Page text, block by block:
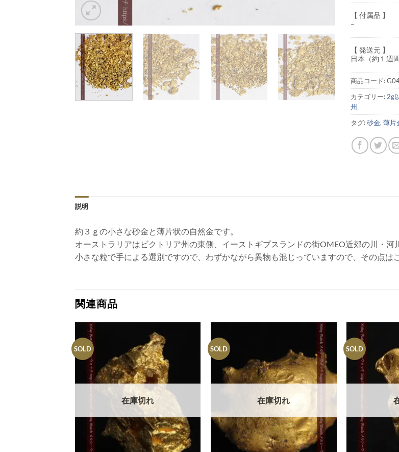
【 付属品 】
–
【 発送元 】
日本（約１週
商品コード:
カテゴリー: 2g
州
タグ:砂金, 薄片
説明
約３ｇの小さな砂金と薄片状の自然金です。
オーストラリアはビクトリア州の東側、イーストギプスランドの街OMEO近郊の川・河
小さな粒で手による選別ですので、わずかながら異物も混じっていますので、その点は
関連商品
SOLD
在庫切れ
SOLD
在庫切れ
SOLD